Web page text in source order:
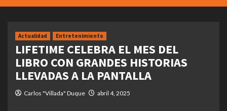
Actualidad Entretenimiento
LIFETIME CELEBRA EL MES DEL
LIBRO CON GRANDES HISTORIAS
LLEVADAS A LA PANTALLA
Carlos "Villada" Duque abril 4, 2025